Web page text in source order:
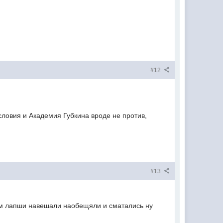
#12
и Академия Губкина вроде не против,
#13
лапши навешали наобещяли и сматались ну